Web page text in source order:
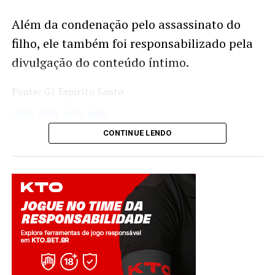
Além da condenação pelo assassinato do
filho, ele também foi responsabilizado pela
divulgação do conteúdo íntimo.
Fonte: G1 Espiríto Santo
Twitter
Facebook
WhatsApp
Share
CONTINUE LENDO